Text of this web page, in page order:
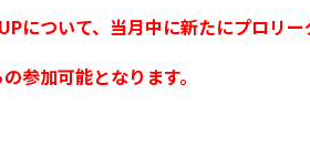
について、当月中に新たにプロリ
参加可能となります。